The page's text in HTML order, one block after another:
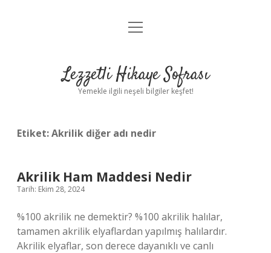
Anasayfa
Yasal Uyarı
menüyü
Lezzetli Hikaye Sofrası
Yemekle ilgili neşeli bilgiler keşfet!
Etiket:Akrilik diğer adı nedir
Akrilik Ham Maddesi Nedir
Tarih: Ekim 28, 2024
%100 akrilik ne demektir? %100 akrilik halılar,
tamamen akrilik elyaflardan yapılmış halılardır.
Akrilik elyaflar, son derece dayanıklı ve canlı